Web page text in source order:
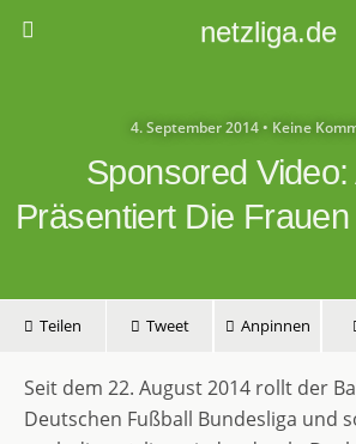
netzliga.de
4. September 2014 • Keine
Sponsored Video:
Präsentiert Die
Teilen Tweet Anpinnen
Seit dem 22. August 2014 rollt der
Deutschen Fußball Bundesliga und